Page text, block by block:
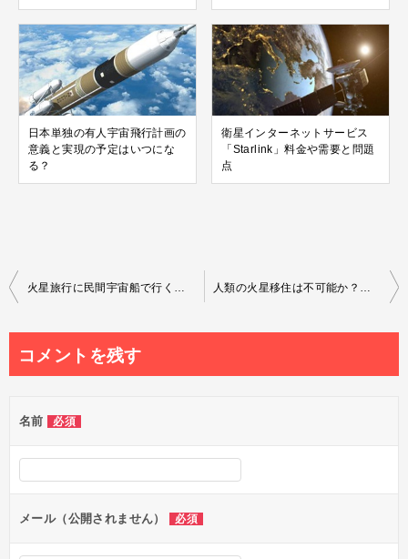
日本単独の有人宇宙飛行計画の
意義と実現の予定はいつにな
る？
衛星インターネットサービス
「Starlink」料金や需要と問題
点
投
ビ
ー
シ
ン
火星旅行に民間宇宙船で行く日数や費用と問題点や危険性 人類の火星移住は不可能か？地球とは違い過ぎる過酷な居住環境
コメントを残す
名前 必須
メール（公開されません） 必須